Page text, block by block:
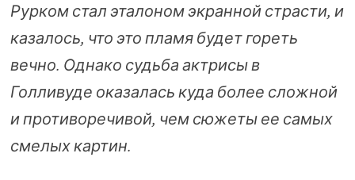
Рурком стал эталоном экранной страсти, и
казалось, что это пламя будет гореть
вечно. Однако судьба актрисы в
Голливуде оказалась куда более сложной
и противоречивой, чем сюжеты ее самых
смелых картин.